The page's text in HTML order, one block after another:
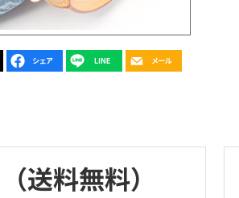
（送料無料）